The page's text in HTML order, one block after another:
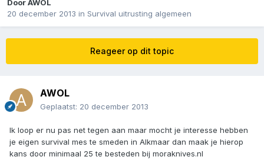
DoorAWOL
20 december 2013 in Survival uitrusting algemeen
Reageer op dit topic
AWOL
Geplaatst: 20 december 2013
Ik loop er nu pas net tegen aan maar mocht je interesse hebben
je eigen survival mes te smeden in Alkmaar dan maak je hierop
kans door minimaal 25 te besteden bij moraknives.nl